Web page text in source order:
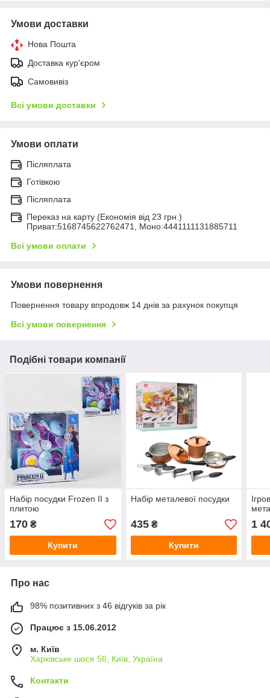
Умови доставки
Нова Пошта
Доставка кур'єром
Самовивіз
Всі умови доставки
Умови оплати
Післяплата
Готівкою
Післяплата
Переказ на карту (Економія від 23 грн.)
Приват:5168745622762471, Моно:4441111131885711
Всі умови оплати
Умови повернення
Повернення товару впродовж 14 днів за рахунок покупця
Всі умови повернення
Подібні товари компанії
Набір посудки Frozen II з
плитою
170 ₴
Купити
Набір металевої посудки
435₴
Купити
1
Про нас
98% позитивних з 46 відгуків за рік
Працює з 15.06.2012
м. Київ
Харківське шосе 56, Київ, Україна
Контакти